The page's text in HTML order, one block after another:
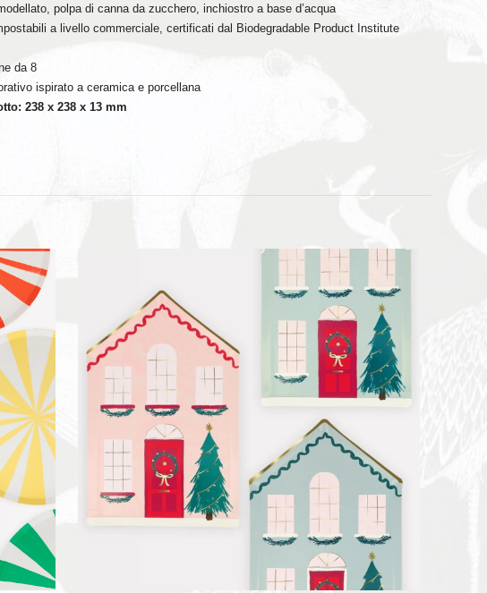
polpa di canna da zucchero, inchiostro a base d’acqua
a livello commerciale, certificati dal Biodegradable Product Institute
da 8
ispirato a ceramica e porcellana
238 x 238 x 13 mm